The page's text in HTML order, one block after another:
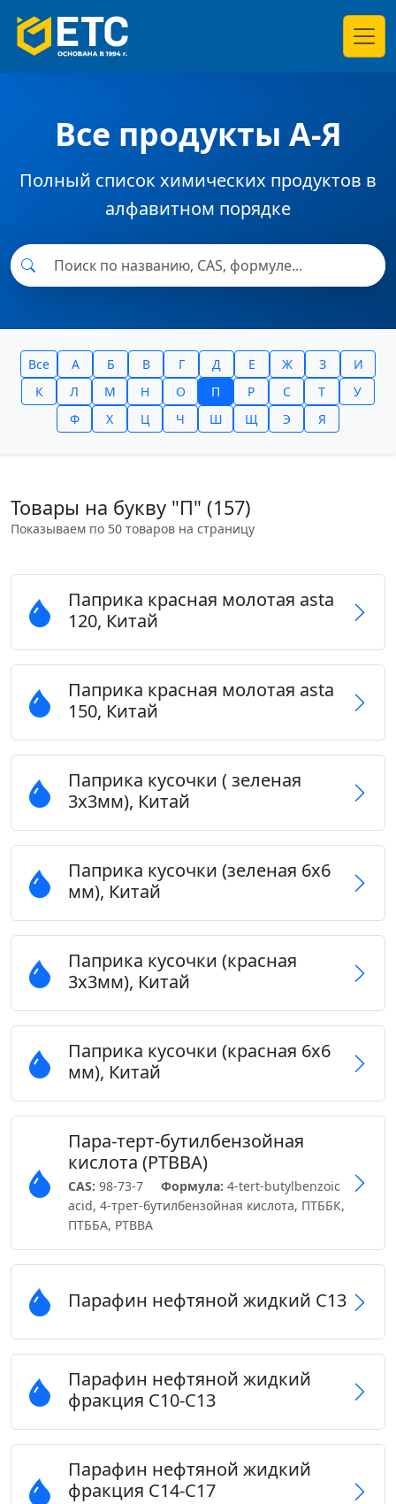
Все продукты А-Я
Полный список химических продуктов в
алфавитном порядке
Все А Б В Г Д Е Ж З
И
К
Л М Н О П Р С Т
У
Ф
Х Ц Ч Ш Щ Э Я
Товары на букву "П" (157)
Показываем по 50 товаров на страницу
Паприка красная молотая asta
120, Китай
Паприка красная молотая asta
150, Китай
Паприка кусочки ( зеленая
3х3мм), Китай
Паприка кусочки (зеленая 6х6
мм), Китай
Паприка кусочки (красная
3х3мм), Китай
Паприка кусочки (красная 6х6
мм), Китай
Пара-терт-бутилбензойная
кислота (PTBBA)
CAS: 98-73-7 Формула: 4-tert-butylbenzoic
acid, 4-трет-бутилбензойная кислота, ПТББК,
ПТББА, РТВВА
Парафин нефтяной жидкий С13
Парафин нефтяной жидкий
фракция С10-С13
Парафин нефтяной жидкий
фракция С14-С17